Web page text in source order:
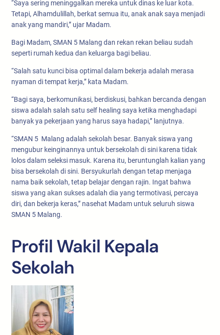
“Saya sering meninggalkan mereka untuk dinas ke luar kota.
Tetapi, Alhamdulillah, berkat semua itu, anak anak saya menjadi
anak yang mandiri,” ujar Madam.
Bagi Madam, SMAN 5 Malang dan rekan rekan beliau sudah
seperti rumah kedua dan keluarga bagi beliau.
“Salah satu kunci bisa optimal dalam bekerja adalah merasa
nyaman di tempat kerja,” kata Madam.
“Bagi saya, berkomunikasi, berdiskusi, bahkan bercanda dengan
siswa adalah salah satu self healing saya ketika menghadapi
banyak ya pekerjaan yang harus saya hadapi,” lanjutnya.
“SMAN 5 Malang adalah sekolah besar. Banyak siswa yang
mengubur keinginannya untuk bersekolah di sini karena tidak
lolos dalam seleksi masuk. Karena itu, beruntunglah kalian yang
bisa bersekolah di sini. Bersyukurlah dengan tetap menjaga
nama baik sekolah, tetap belajar dengan rajin. Ingat bahwa
siswa yang akan sukses adalah dia yang termotivasi, percaya
diri, dan bekerja keras,” nasehat Madam untuk seluruh siswa
SMAN 5 Malang.
Profil Wakil Kepala
Sekolah